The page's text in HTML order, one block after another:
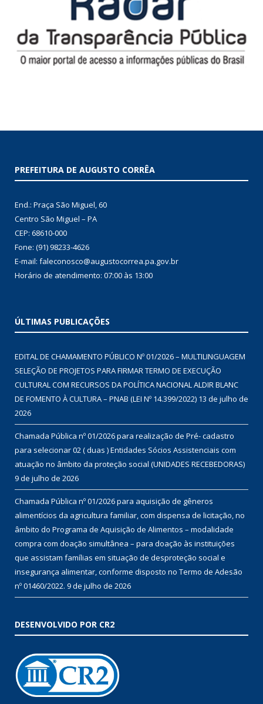
PREFEITURA DE AUGUSTO CORRÊA
End.: Praça São Miguel, 60
Centro São Miguel – PA
CEP: 68610-000
Fone: (91) 98233-4626
E-mail: faleconosco@augustocorrea.pa.gov.br
Horário de atendimento: 07:00 às 13:00
ÚLTIMAS PUBLICAÇÕES
EDITAL DE CHAMAMENTO PÚBLICO Nº 01/2026 – MULTILINGUAGEM
SELEÇÃO DE PROJETOS PARA FIRMAR TERMO DE EXECUÇÃO
CULTURAL COM RECURSOS DA POLÍTICA NACIONAL ALDIR BLANC
DE FOMENTO À CULTURA – PNAB (LEI Nº 14.399/2022) 13 de julho de
2026
Chamada Pública nº 01/2026 para realização de Pré- cadastro
para selecionar 02 ( duas ) Entidades Sócios Assistenciais com
atuação no âmbito da proteção social (UNIDADES RECEBEDORAS)
9 de julho de 2026
Chamada Pública nº 01/2026 para aquisição de gêneros
alimentícios da agricultura familiar, com dispensa de licitação, no
âmbito do Programa de Aquisição de Alimentos – modalidade
compra com doação simultânea – para doação às instituições
que assistam famílias em situação de desproteção social e
insegurança alimentar, conforme disposto no Termo de Adesão
nº 01460/2022. 9 de julho de 2026
DESENVOLVIDO POR CR2